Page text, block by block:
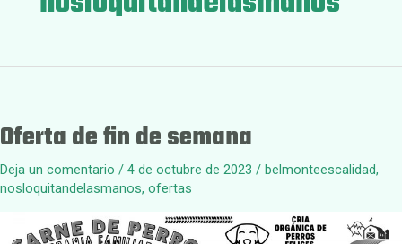
Oferta de fin de semana
Deja un comentario / 4 de octubre de 2023 / belmonteescalidad,
nosloquitandelasmanos, ofertas